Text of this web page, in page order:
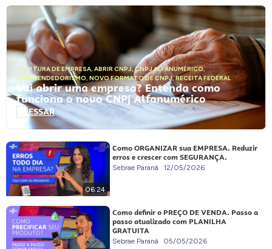
ABERTURA DE EMPRESA, ABRIR CNPJ,CNPJ ALFANUMÉRICO,
EMPREENDEDORISMO, NOVO FORMATO DE CNPJ,RECEITA FEDERAL
Vai abrir uma empresa? Entenda como
funciona o novo CNPJ Alfanumérico
ACESSAR
06:24
Como ORGANIZAR sua EMPRESA. Reduzir
erros e crescer com SEGURANÇA.
Sebrae Paraná 12/05/2026
Como definir o PREÇO DE VENDA. Passo a
passo atualizado com PLANILHA
GRATUITA
Sebrae Paraná 05/05/2026